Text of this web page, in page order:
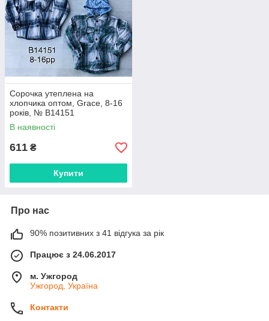
Сорочка утеплена на
хлопчика оптом, Grace, 8-16
років, № B14151
В наявності
611 ₴
Купити
Про нас
90% позитивних з 41 відгука за рік
Працює з 24.06.2017
м. Ужгород
Ужгород, Україна
Контакти